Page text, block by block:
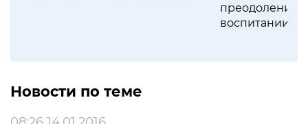
преодолении
воспитании
Новости по теме